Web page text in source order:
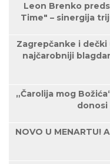
Leon Brenko
Time" – sinergija
Zagrepčanke i
najčarobniji
„Čarolija mog
NOVO U MENARTU!